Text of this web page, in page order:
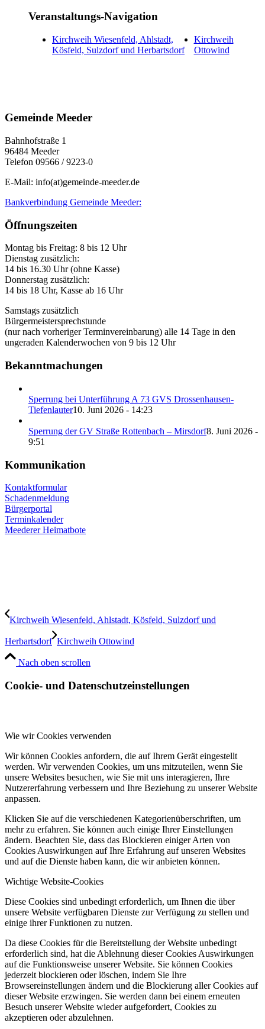
Veranstaltungs-Navigation
Kirchweih Wiesenfeld, Ahlstadt,
Kösfeld, Sulzdorf und Herbartsdorf
Kirchweih
Ottowind
Gemeinde Meeder
Bahnhofstraße 1
96484 Meeder
Telefon 09566 / 9223-0
E-Mail: info(at)gemeinde-meeder.de
Bankverbindung Gemeinde Meeder:
Öffnungszeiten
Montag bis Freitag: 8 bis 12 Uhr
Dienstag zusätzlich:
14 bis 16.30 Uhr (ohne Kasse)
Donnerstag zusätzlich:
14 bis 18 Uhr, Kasse ab 16 Uhr
Samstags zusätzlich
Bürgermeistersprechstunde
(nur nach vorheriger Terminvereinbarung) alle 14 Tage in den
ungeraden Kalenderwochen von 9 bis 12 Uhr
Bekanntmachungen
Sperrung bei Unterführung A 73 GVS Drossenhausen-
Tiefenlauter10. Juni 2026 - 14:23
Sperrung der GV Straße Rottenbach – Mirsdorf8. Juni 2026 -
9:51
Kommunikation
Kontaktformular
Schadenmeldung
Bürgerportal
Terminkalender
Meederer Heimatbote
Kirchweih Wiesenfeld, Ahlstadt, Kösfeld, Sulzdorf und
Herbartsdorf Kirchweih Ottowind
Nach oben scrollen
Cookie- und Datenschutzeinstellungen
Wie wir Cookies verwenden
Wir können Cookies anfordern, die auf Ihrem Gerät eingestellt
werden. Wir verwenden Cookies, um uns mitzuteilen, wenn Sie
unsere Websites besuchen, wie Sie mit uns interagieren, Ihre
Nutzererfahrung verbessern und Ihre Beziehung zu unserer Website
anpassen.
Klicken Sie auf die verschiedenen Kategorienüberschriften, um
mehr zu erfahren. Sie können auch einige Ihrer Einstellungen
ändern. Beachten Sie, dass das Blockieren einiger Arten von
Cookies Auswirkungen auf Ihre Erfahrung auf unseren Websites
und auf die Dienste haben kann, die wir anbieten können.
Wichtige Website-Cookies
Diese Cookies sind unbedingt erforderlich, um Ihnen die über
unsere Website verfügbaren Dienste zur Verfügung zu stellen und
einige ihrer Funktionen zu nutzen.
Da diese Cookies für die Bereitstellung der Website unbedingt
erforderlich sind, hat die Ablehnung dieser Cookies Auswirkungen
auf die Funktionsweise unserer Website. Sie können Cookies
jederzeit blockieren oder löschen, indem Sie Ihre
Browsereinstellungen ändern und die Blockierung aller Cookies auf
dieser Website erzwingen. Sie werden dann bei einem erneuten
Besuch unserer Website wieder aufgefordert, Cookies zu
akzeptieren oder abzulehnen.